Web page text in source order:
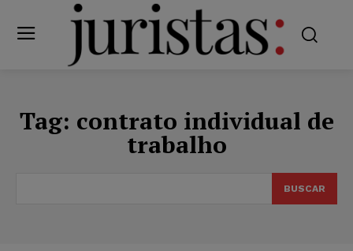
Tag: contrato individual de
trabalho
BUSCAR